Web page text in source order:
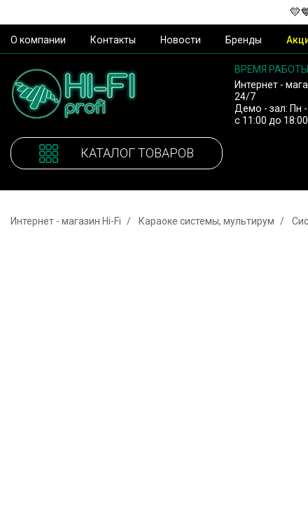
О компании Контакты Новости Бренды
ВРЕМЯ
Интернет -
24/7
Демо - зал: Пн
с 11:00 до 18:00
КАТАЛОГ ТОВАРОВ
Интернет - магазин Hi-Fi Караоке системы, мультирум